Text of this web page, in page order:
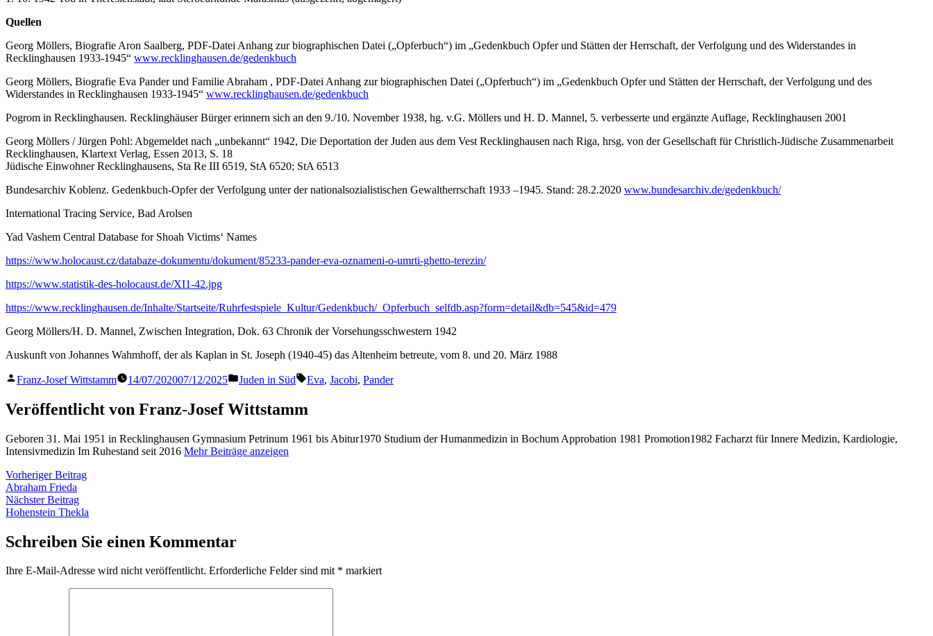
Quellen
Georg Möllers, Biografie Aron Saalberg, PDF-Datei Anhang zur biographischen Datei („Opferbuch“) im „Gedenkbuch Opfer und Stätten der Herrschaft, der Verfolgung und des Widerstandes in
Recklinghausen 1933-1945“ www.recklinghausen.de/gedenkbuch
Georg Möllers, Biografie Eva Pander und Familie Abraham , PDF-Datei Anhang zur biographischen Datei („Opferbuch“) im „Gedenkbuch Opfer und Stätten der Herrschaft, der Verfolgung und des
Widerstandes in Recklinghausen 1933-1945“ www.recklinghausen.de/gedenkbuch
Pogrom in Recklinghausen. Recklinghäuser Bürger erinnern sich an den 9./10. November 1938, hg. v.G. Möllers und H. D. Mannel, 5. verbesserte und ergänzte Auflage, Recklinghausen 2001
Georg Möllers / Jürgen Pohl: Abgemeldet nach „unbekannt“ 1942, Die Deportation der Juden aus dem Vest Recklinghausen nach Riga, hrsg. von der Gesellschaft für Christlich-Jüdische Zusammenarbeit
Recklinghausen, Klartext Verlag, Essen 2013, S. 18
Jüdische Einwohner Recklinghausens, Sta Re III 6519, StA 6520; StA 6513
Bundesarchiv Koblenz. Gedenkbuch-Opfer der Verfolgung unter der nationalsozialistischen Gewaltherrschaft 1933 –1945. Stand: 28.2.2020 www.bundesarchiv.de/gedenkbuch/
International Tracing Service, Bad Arolsen
Yad Vashem Central Database for Shoah Victims‘ Names
https://www.holocaust.cz/databaze-dokumentu/dokument/85233-pander-eva-oznameni-o-umrti-ghetto-terezin/
https://www.statistik-des-holocaust.de/XI1-42.jpg
https://www.recklinghausen.de/Inhalte/Startseite/Ruhrfestspiele_Kultur/Gedenkbuch/_Opferbuch_selfdb.asp?form=detail&db=545&id=479
Georg Möllers/H. D. Mannel, Zwischen Integration, Dok. 63 Chronik der Vorsehungsschwestern 1942
Auskunft von Johannes Wahmhoff, der als Kaplan in St. Joseph (1940-45) das Altenheim betreute, vom 8. und 20. März 1988
Veröffentlicht
Franz-Josef Wittstamm 14/07/202007/12/2025
Veröffentlicht
Juden in Süd Schlagwörter:
Eva, Jacobi, Pander
Veröffentlicht von Franz-Josef Wittstamm
Geboren 31. Mai 1951 in Recklinghausen Gymnasium Petrinum 1961 bis Abitur1970 Studium der Humanmedizin in Bochum Approbation 1981 Promotion1982 Facharzt für Innere Medizin, Kardiologie,
Intensivmedizin Im Ruhestand seit 2016 Mehr Beiträge anzeigen
Beitragsnavigation
Vorheriger BeitragVorheriger
Abraham Frieda
Nächster BeitragNächster
Beitrag:
Hohenstein Thekla
Schreiben Sie einen Kommentar
Ihre E-Mail-Adresse wird nicht veröffentlicht. Erforderliche Felder sind mit * markiert